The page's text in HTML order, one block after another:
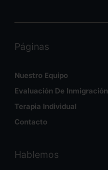
Páginas
Nuestro Equipo
Evaluación De Inmigración
Terapia Individual
Contacto
Hablemos